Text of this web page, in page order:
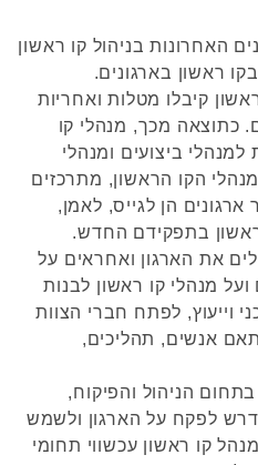
האחרונות בניהול קו ראשון
ראשון בארגונים.
קיבלו מטלות ואחריות
כתוצאה מכך, מנהלי קו
ביצועים ומנהלי
הקו הראשון, מתרכזים
הן לגייס, לאמן,
בתפקידם החדש.
את הארגון ואחראים על
מנהלי קו ראשון לבנות
וייעוץ, לפתח חברי הצוות
אנשים, תהליכים,
הניהול והפיקוח,
לפקח על הארגון ולשמש
קו ראשון עכשווי תחומי